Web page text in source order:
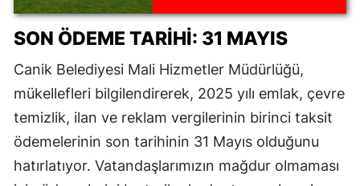
üst lige yükselmek
SON ÖDEME TARIHI: 31 MAYIS
Canik Belediyesi Mali Hizmetler Müdürlüğü,
mükellefleri bilgilendirerek, 2025 yılı emlak, çevre
temizlik, ilan ve reklam vergilerinin birinci taksit
ödemelerinin son tarihinin 31 Mayıs olduğunu
hatırlatıyor. Vatandaşlarımızın mağdur olmaması